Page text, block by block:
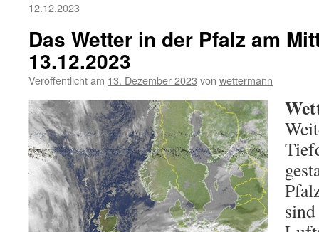
12.12.2023
Das Wetter in der Pfalz am
13.12.2023
Veröffentlicht am 13. Dezember 2023 von wettermann